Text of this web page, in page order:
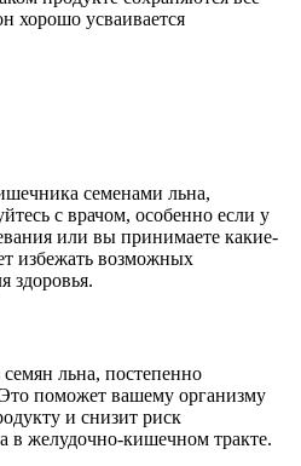
хорошо усваивается
семенами льна,
с врачом, особенно если у
или вы принимаете какие-
избежать возможных
здоровья.
льна, постепенно
поможет вашему организму
и снизит риск
в желудочно-кишечном тракте.